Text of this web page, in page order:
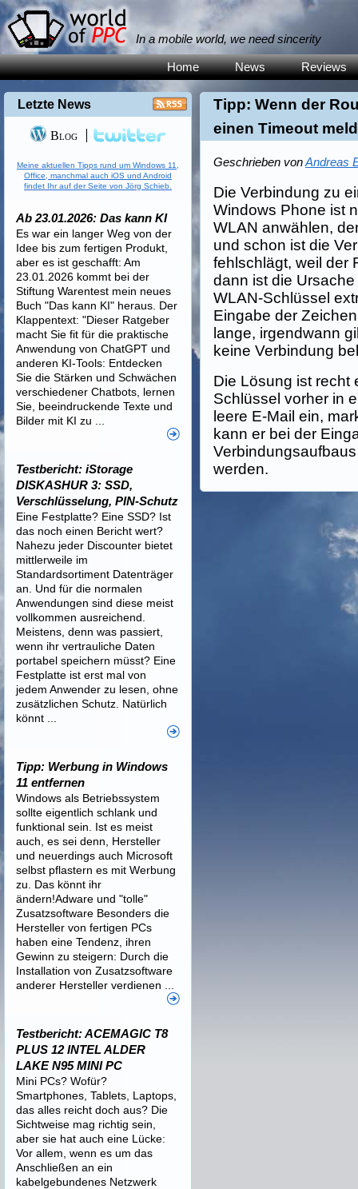
In a mobile world, we need sincerity
Home News Reviews
Tipp: Wenn der
einen Timeout
Geschrieben vonAndreas
Die Verbindung zu
Windows Phone ist
WLAN anwählen,
und schon ist die
fehlschlägt, weil der
dann ist die
WLAN-Schlüssel
Eingabe der
lange, irgendwann
keine Verbindung
Die Lösung ist recht
Schlüssel vorher in
leere E-Mail ein,
kann er bei der
werden.
Letzte News
Blog
Meine aktuellen Tipps rund um Windows 11,
Office, manchmal auch iOS und Android
findet Ihr auf der Seite von Jörg Schieb.
Ab 23.01.2026: Das kann KI
Es war ein langer Weg von der
Idee bis zum fertigen Produkt,
aber es ist geschafft: Am
23.01.2026 kommt bei der
Stiftung Warentest mein neues
Buch "Das kann KI" heraus. Der
Klappentext: "Dieser Ratgeber
macht Sie fit für die praktische
Anwendung von ChatGPT und
anderen KI-Tools: Entdecken
Sie die Stärken und Schwächen
verschiedener Chatbots, lernen
Sie, beeindruckende Texte und
Bilder mit KI zu ...
Testbericht: iStorage
DISKASHUR 3: SSD,
Verschlüsselung, PIN-Schutz
Eine Festplatte? Eine SSD? Ist
das noch einen Bericht wert?
Nahezu jeder Discounter bietet
mittlerweile im
Standardsortiment Datenträger
an. Und für die normalen
Anwendungen sind diese meist
vollkommen ausreichend.
Meistens, denn was passiert,
wenn ihr vertrauliche Daten
portabel speichern müsst? Eine
Festplatte ist erst mal von
jedem Anwender zu lesen, ohne
zusätzlichen Schutz. Natürlich
könnt ...
Tipp: Werbung in Windows
11 entfernen
Windows als Betriebssystem
sollte eigentlich schlank und
funktional sein. Ist es meist
auch, es sei denn, Hersteller
und neuerdings auch Microsoft
selbst pflastern es mit Werbung
zu. Das könnt ihr
ändern!Adware und "tolle"
Zusatzsoftware Besonders die
Hersteller von fertigen PCs
haben eine Tendenz, ihren
Gewinn zu steigern: Durch die
Installation von Zusatzsoftware
anderer Hersteller verdienen ...
Testbericht: ACEMAGIC T8
PLUS 12 INTEL ALDER
LAKE N95 MINI PC
Mini PCs? Wofür?
Smartphones, Tablets, Laptops,
das alles reicht doch aus? Die
Sichtweise mag richtig sein,
aber sie hat auch eine Lücke:
Vor allem, wenn es um das
Anschließen an ein
kabelgebundenes Netzwerk